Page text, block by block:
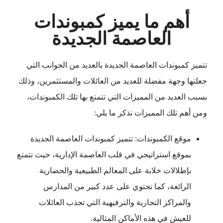
أهم ما يميز كمبوندات
العاصمة الجديدة
تتميز كمبوندات العاصمة الجديدة بالعديد من الجوانب التي
جعلتها وجهة مفضلة للعديد من العائلات والمستثمرين، وذلك
بسبب العديد من المميزات التي تتمتع بها تلك الكمبوندات،
ومن أهم تلك المميزات نذكر ما يلي:
موقع الكمبوندات: تتميز كمبوندات العاصمة الجديدة
بموقع استراتيجي في قلب العاصمة الإدارية، حيث تتمتع
بإطلالات خلابة على المعالم الطبيعية والحضارية
الرائعة، كما تحتوي على عدد كبير من المدارس
والمراكز التجارية والترفيهية التي تجذب العائلات
للعيش في هذه الأماكن المثالية.